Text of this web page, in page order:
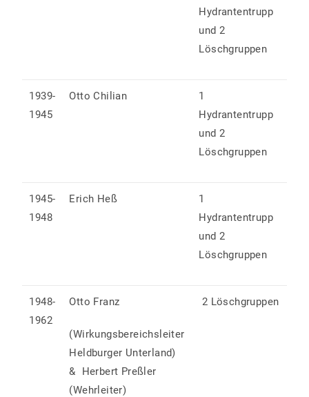
Hydrantentrupp
und 2
Löschgruppen
1939-
1945
Otto Chilian
1
Hydrantentrupp
und 2
Löschgruppen
1945-
1948
Erich Heß
1
Hydrantentrupp
und 2
Löschgruppen
1948-
1962
Otto Franz
(Wirkungsbereichsleiter
Heldburger Unterland)
& Herbert Preßler
(Wehrleiter)
2 Löschgruppen